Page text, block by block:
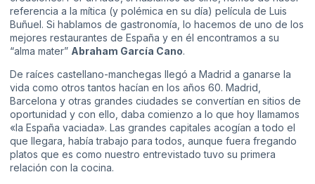
referencia a la mítica (y polémica en su día) película de Luis
Buñuel. Si hablamos de gastronomía, lo hacemos de uno de los
mejores restaurantes de España y en él encontramos a su
“alma mater” Abraham García Cano.
De raíces castellano-manchegas llegó a Madrid a ganarse la
vida como otros tantos hacían en los años 60. Madrid,
Barcelona y otras grandes ciudades se convertían en sitios de
oportunidad y con ello, daba comienzo a lo que hoy llamamos
«la España vaciada». Las grandes capitales acogían a todo el
que llegara, había trabajo para todos, aunque fuera fregando
platos que es como nuestro entrevistado tuvo su primera
relación con la cocina.